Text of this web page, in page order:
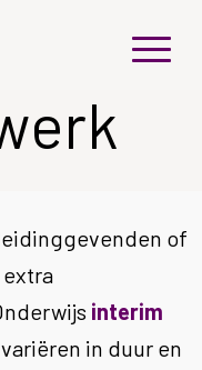
of
interim
in duur en